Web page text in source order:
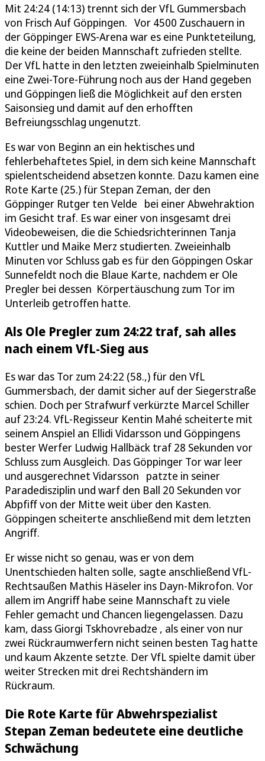
Mit 24:24 (14:13) trennt sich der VfL Gummersbach
von Frisch Auf Göppingen. Vor 4500 Zuschauern in
der Göppinger EWS-Arena war es eine Punkteteilung,
die keine der beiden Mannschaft zufrieden stellte.
Der VfL hatte in den letzten zweieinhalb Spielminuten
eine Zwei-Tore-Führung noch aus der Hand gegeben
und Göppingen ließ die Möglichkeit auf den ersten
Saisonsieg und damit auf den erhofften
Befreiungsschlag ungenutzt.
Es war von Beginn an ein hektisches und
fehlerbehaftetes Spiel, in dem sich keine Mannschaft
spielentscheidend absetzen konnte. Dazu kamen eine
Rote Karte (25.) für Stepan Zeman, der den
Göppinger Rutger ten Velde bei einer Abwehraktion
im Gesicht traf. Es war einer von insgesamt drei
Videobeweisen, die die Schiedsrichterinnen Tanja
Kuttler und Maike Merz studierten. Zweieinhalb
Minuten vor Schluss gab es für den Göppingen Oskar
Sunnefeldt noch die Blaue Karte, nachdem er Ole
Pregler bei dessen Körpertäuschung zum Tor im
Unterleib getroffen hatte.
Als Ole Pregler zum 24:22 traf, sah alles
nach einem VfL-Sieg aus
Es war das Tor zum 24:22 (58.,) für den VfL
Gummersbach, der damit sicher auf der Siegerstraße
schien. Doch per Strafwurf verkürzte Marcel Schiller
auf 23:24. VfL-Regisseur Kentin Mahé scheiterte mit
seinem Anspiel an Ellidi Vidarsson und Göppingens
bester Werfer Ludwig Hallbäck traf 28 Sekunden vor
Schluss zum Ausgleich. Das Göppinger Tor war leer
und ausgerechnet Vidarsson patzte in seiner
Paradedisziplin und warf den Ball 20 Sekunden vor
Abpfiff von der Mitte weit über den Kasten.
Göppingen scheiterte anschließend mit dem letzten
Angriff.
Er wisse nicht so genau, was er von dem
Unentschieden halten solle, sagte anschließend VfL-
Rechtsaußen Mathis Häseler ins Dayn-Mikrofon. Vor
allem im Angriff habe seine Mannschaft zu viele
Fehler gemacht und Chancen liegengelassen. Dazu
kam, dass Giorgi Tskhovrebadze , als einer von nur
zwei Rückraumwerfern nicht seinen besten Tag hatte
und kaum Akzente setzte. Der VfL spielte damit über
weiter Strecken mit drei Rechtshändern im
Rückraum.
Die Rote Karte für Abwehrspezialist
Stepan Zeman bedeutete eine deutliche
Schwächung